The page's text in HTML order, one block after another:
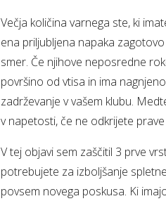
Večja količina varnega ste, ki
ena priljubljena napaka
smer. Če njihove neposredne
površino od vtisa in ima
zadrževanje v vašem klubu.
v napetosti, če ne odkrijete
V tej objavi sem zaščitil 3 prve
potrebujete za izboljšanje
povsem novega poskusa. Ki